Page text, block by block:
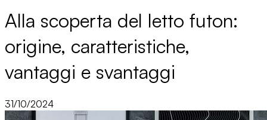
Alla scoperta del letto futon:
origine, caratteristiche,
vantaggi e svantaggi
31/10/2024